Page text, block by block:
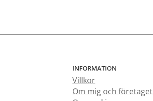
INFORMATION
Villkor
Om mig och företaget